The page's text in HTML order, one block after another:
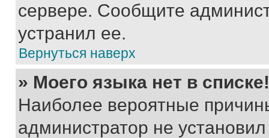
сервере. Сообщите
устранил ее.
Вернуться наверх
» Моего языка нет в списке!
Наиболее вероятные
администратор не